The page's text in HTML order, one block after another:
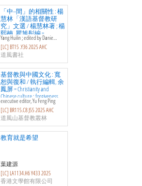
「中--間」的相關性 : 楊
慧林「漢語基督教研
究」文選 / 楊慧林著 ; 楊
熙楠, 瞿旭彤編 =
Correlation in-between :
selected essays in Sino-Christian
studies
Yang Huilin ; edited by Danie…
[LC] BT15 .Y36 2025 AHC
道風書社
基督教與中國文化 : 寬
恕與復和 / 執行編輯, 余
鳳屏 = Christianity and
Chinese culture : forgiveness
and reconciliation : a collection
of lectures of the same title in
2024
executive editor, Yu Feng Ping
[LC] BR115.C8 J55 2025 AHC
道風山基督教叢林
教育就是希望
葉建源
[LC] LA1134.H6 Y433 2025
香港文學館有限公司